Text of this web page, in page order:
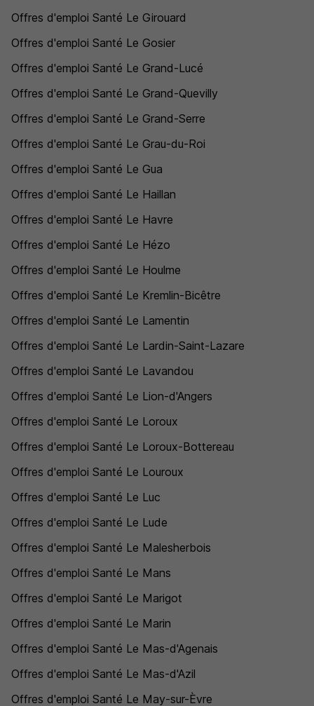
Offres d'emploi Santé Le Girouard
Offres d'emploi Santé Le Gosier
Offres d'emploi Santé Le Grand-Lucé
Offres d'emploi Santé Le Grand-Quevilly
Offres d'emploi Santé Le Grand-Serre
Offres d'emploi Santé Le Grau-du-Roi
Offres d'emploi Santé Le Gua
Offres d'emploi Santé Le Haillan
Offres d'emploi Santé Le Havre
Offres d'emploi Santé Le Hézo
Offres d'emploi Santé Le Houlme
Offres d'emploi Santé Le Kremlin-Bicêtre
Offres d'emploi Santé Le Lamentin
Offres d'emploi Santé Le Lardin-Saint-Lazare
Offres d'emploi Santé Le Lavandou
Offres d'emploi Santé Le Lion-d'Angers
Offres d'emploi Santé Le Loroux
Offres d'emploi Santé Le Loroux-Bottereau
Offres d'emploi Santé Le Louroux
Offres d'emploi Santé Le Luc
Offres d'emploi Santé Le Lude
Offres d'emploi Santé Le Malesherbois
Offres d'emploi Santé Le Mans
Offres d'emploi Santé Le Marigot
Offres d'emploi Santé Le Marin
Offres d'emploi Santé Le Mas-d'Agenais
Offres d'emploi Santé Le Mas-d'Azil
Offres d'emploi Santé Le May-sur-Èvre